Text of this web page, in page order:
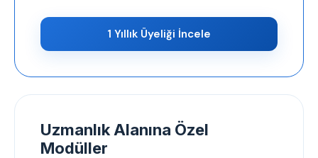
1 Yıllık Üyeliği İncele
Uzmanlık Alanına Özel
Modüller